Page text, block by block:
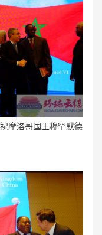
摩洛哥国王穆罕默德